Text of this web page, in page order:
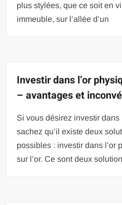
plus stylées, que ce soit en
immeuble, sur l’allée d’un
Investir dans l’or
– avantages et
Si vous désirez investir dans
sachez qu’il existe deux
possibles : investir dans l’or
sur l’or. Ce sont deux